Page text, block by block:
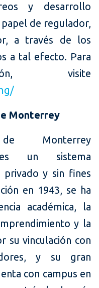
y desarrollo
de regulador,
a través de los
a tal efecto. Para
visite
Monterrey
Monterrey
un sistema
privado y sin fines
en 1943, se ha
académica, la
y la
su vinculación con
y su gran
con campus en